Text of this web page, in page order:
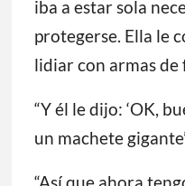
Tavis se ha
nueva casa en
alquiló a una amiga.
El marido de la
iba a estar sola
protegerse. Ella le